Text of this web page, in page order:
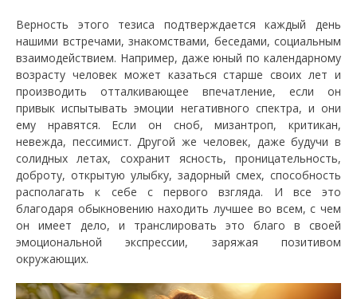
Верность этого тезиса подтверждается каждый день
нашими встречами, знакомствами, беседами, социальным
взаимодействием. Например, даже юный по календарному
возрасту человек может казаться старше своих лет и
производить отталкивающее впечатление, если он
привык испытывать эмоции негативного спектра, и они
ему нравятся. Если он сноб, мизантроп, критикан,
невежда, пессимист. Другой же человек, даже будучи в
солидных летах, сохранит ясность, проницательность,
доброту, открытую улыбку, задорный смех, способность
располагать к себе с первого взгляда. И все это
благодаря обыкновению находить лучшее во всем, с чем
он имеет дело, и транслировать это благо в своей
эмоциональной экспрессии, заряжая позитивом
окружающих.